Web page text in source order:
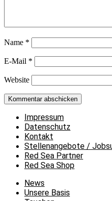
Name *
E-Mail *
Website
Impressum
Datenschutz
Kontakt
Stellenangebote /
Red Sea Partner
Red Sea Shop
News
Unsere Basis